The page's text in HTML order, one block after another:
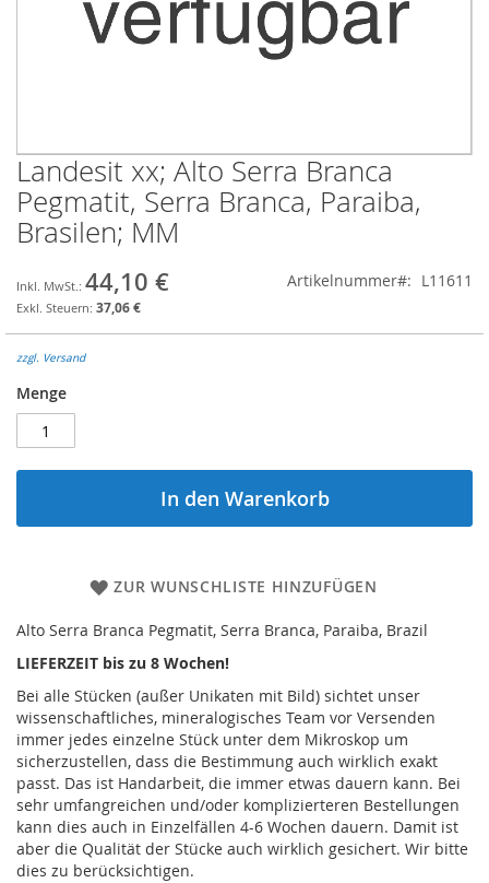
Zum
Anfang
der
Bildgalerie
Landesit xx; Alto Serra Branca
Pegmatit, Serra Branca, Paraiba,
Brasilen; MM
44,10 €
37,06 €
Artikelnummer L11611
zzgl. Versand
Menge
In den Warenkorb
ZUR WUNSCHLISTE HINZUFÜGEN
Alto Serra Branca Pegmatit, Serra Branca, Paraiba, Brazil
LIEFERZEIT bis zu 8 Wochen!
Bei alle Stücken (außer Unikaten mit Bild) sichtet unser
wissenschaftliches, mineralogisches Team vor Versenden
immer jedes einzelne Stück unter dem Mikroskop um
sicherzustellen, dass die Bestimmung auch wirklich exakt
passt. Das ist Handarbeit, die immer etwas dauern kann. Bei
sehr umfangreichen und/oder komplizierteren Bestellungen
kann dies auch in Einzelfällen 4-6 Wochen dauern. Damit ist
aber die Qualität der Stücke auch wirklich gesichert. Wir bitte
dies zu berücksichtigen.